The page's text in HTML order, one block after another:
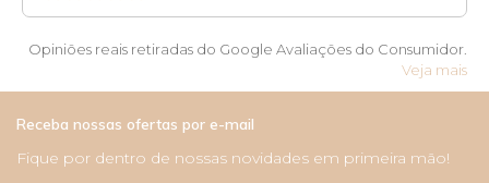
Opiniões reais retiradas do Google Avaliações do Consumidor.
Veja mais
Receba nossas ofertas por e-mail
Fique por dentro de nossas novidades em primeira mão!